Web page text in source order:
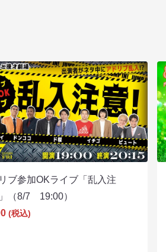
ブ参加OKライブ「乱入注
（8/7 19:00）
(税込)